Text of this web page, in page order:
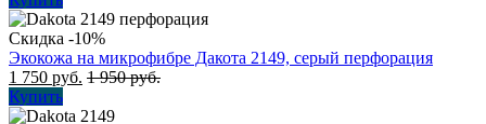
Скидка -10%
Экокожа на микрофибре Дакота 2149, серый перфорация
1 750 руб. 1 950руб.
Купить